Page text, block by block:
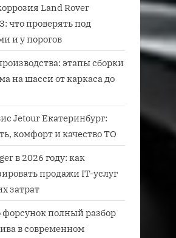
Land Rover
что проверять под
и у порогов
этапы сборки
на шасси от каркаса до
Jetour Екатеринбург:
комфорт и качество ТО
в 2026 году: как
продажи IT-услуг
затрат
форсунок полный разбор
в современном